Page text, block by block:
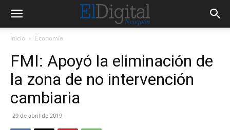
Inicio Economía
FMI: Apoyó la eliminación de
la zona de no intervención
cambiaria
29 de abril de 2019